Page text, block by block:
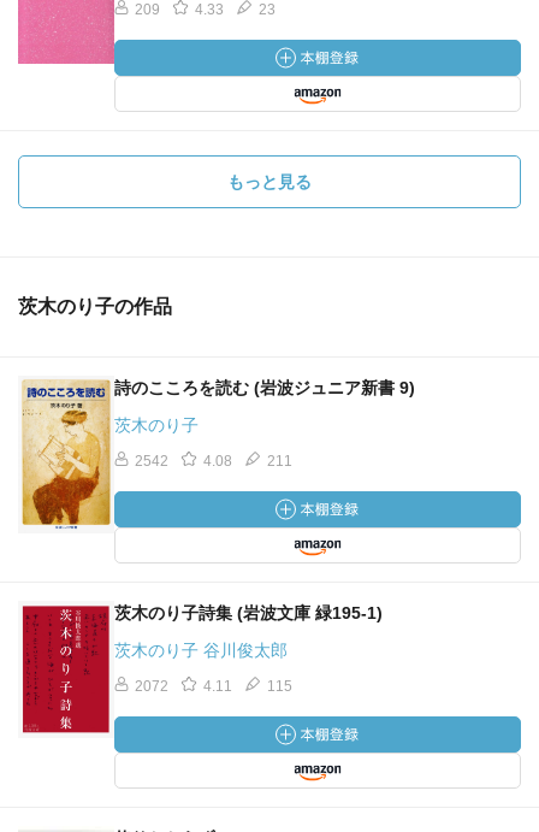
209 4.33 23
もっと見る
茨木のり子の作品
詩のこころを読む (岩波ジュニア新書 9)
茨木のり子
2542 4.08 211
茨木のり子詩集 (岩波文庫 緑195-1)
茨木のり子 谷川俊太郎
2072 4.11 115